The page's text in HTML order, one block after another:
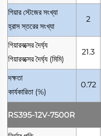
গিয়ার স্টেজের সংখ্যা
হ্রাস স্তরের সংখ্যা
2
গিয়ারবক্সের দৈর্ঘ্য
গিয়ারবক্সের দৈর্ঘ্য (মিমি)
21.3
দক্ষতা
কার্যকারিতা (%)
0.72
RS395-12V-7500R